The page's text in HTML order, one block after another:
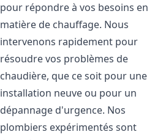
pour répondre à vos besoins en
matière de chauffage. Nous
intervenons rapidement pour
résoudre vos problèmes de
chaudière, que ce soit pour une
installation neuve ou pour un
dépannage d'urgence. Nos
plombiers expérimentés sont